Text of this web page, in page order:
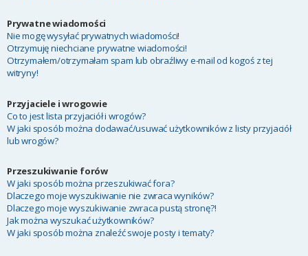
Prywatne wiadomości
Nie mogę wysyłać prywatnych wiadomości!
Otrzymuję niechciane prywatne wiadomości!
Otrzymałem/otrzymałam spam lub obraźliwy e-mail od kogoś z tej
witryny!
Przyjaciele i wrogowie
Co to jest lista przyjaciół i wrogów?
W jaki sposób można dodawać/usuwać użytkowników z listy przyjaciół
lub wrogów?
Przeszukiwanie forów
W jaki sposób można przeszukiwać fora?
Dlaczego moje wyszukiwanie nie zwraca wyników?
Dlaczego moje wyszukiwanie zwraca pustą stronę?!
Jak można wyszukać użytkowników?
W jaki sposób można znaleźć swoje posty i tematy?